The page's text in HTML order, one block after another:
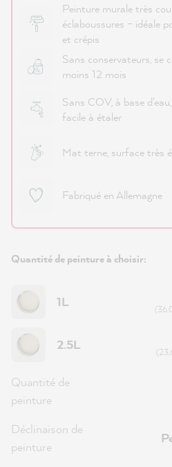
Peinture murale très
éclaboussures – idéale
et crépis
Sans conservateurs, se
moins 12 mois
Sans COV, à base
facile à étaler
Mat terne, surface très
Fabriqué en Allemagne
Quantité de peinture à choisir:
1L
2.5L
Quantité de
peinture
Déclinaison de
peinture